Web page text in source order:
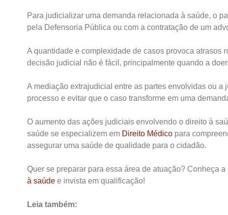
Para judicializar uma demanda relacionada à saúde, o
pela Defensoria Pública ou com a contratação de um
A quantidade e complexidade de casos provoca atrasos
decisão judicial não é fácil, principalmente quando a
A mediação extrajudicial entre as partes envolvidas ou
processo e evitar que o caso transforme em uma
O aumento das ações judiciais envolvendo o direito à
saúde se especializem em Direito Médico para
assegurar uma saúde de qualidade para o cidadão.
Quer se preparar para essa área de atuação? Conheça
à saúde e invista em qualificação!
Leia também: